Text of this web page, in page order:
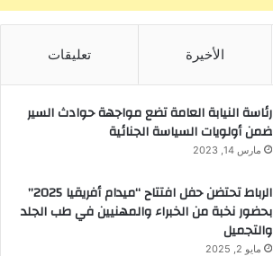
الأخيرة تعليقات
رئاسة النيابة العامة تضع مواجهة حوادث السير
ضمن أولويات السياسة الجنائية
مارس 14, 2023
الرباط تحتضن حفل افتتاح “ميدام أفريقيا 2025”
بحضور نخبة من الخبراء والمهنيين في طب الجلد
والتجميل
مايو 2, 2025